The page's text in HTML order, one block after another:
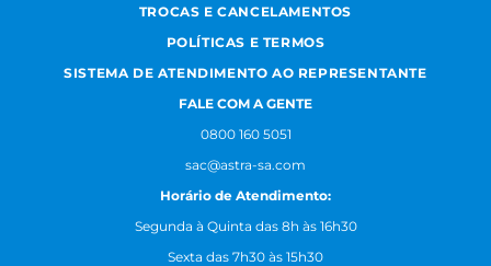
TROCAS E CANCELAMENTOS
POLÍTICAS E TERMOS
SISTEMA DE ATENDIMENTO AO REPRESENTANTE
FALE COM A GENTE
0800 160 5051
sac@astra-sa.com
Horário de Atendimento:
Segunda à Quinta das 8h às 16h30
Sexta das 7h30 às 15h30